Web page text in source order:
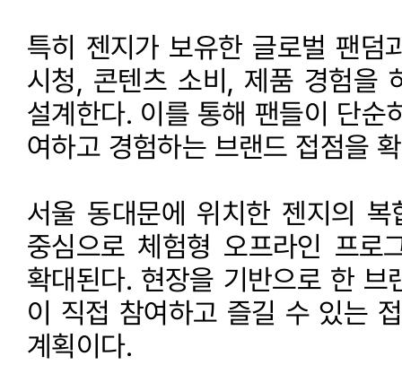
특히 젠지가 보유한 글로벌 팬덤
시청, 콘텐츠 소비, 제품 경험을
설계한다. 이를 통해 팬들이 단순
여하고 경험하는 브랜드 접점을
서울 동대문에 위치한 젠지의 복
중심으로 체험형 오프라인 프로
확대된다. 현장을 기반으로 한 브
이 직접 참여하고 즐길 수 있는
계획이다.